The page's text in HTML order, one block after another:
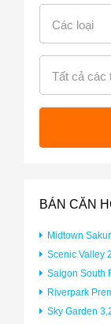
Các loại
Tất cả các
BÁN CĂN
Midtown
Scenic Valley
Saigon South
Riverpark
Sky Garden